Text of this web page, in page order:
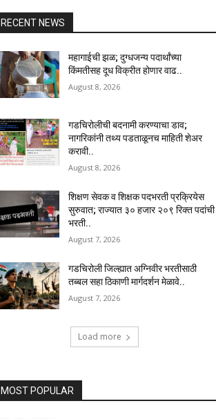
RECENT NEWS
महागाईची झळ; दुग्धजन्य पदार्थांच्या
किंमतीसह दूध विक्रीत होणार वाढ..
August 8, 2026
गडचिरोलीची बदनामी करण्याचा डाव;
नागरिकांनी तथ्य पडताळूनच माहिती शेअर
करावी..
August 8, 2026
शिक्षण सेवक व शिक्षक पदभरती प्रक्रियेस
सुरुवात; राज्यात ३० हजार २०९ रिक्त पदांची
भरती..
August 7, 2026
गडचिरोली जिल्ह्यात अग्निवीर भरतीसाठी
तब्बल सहा ठिकाणी मार्गदर्शन मेळावे..
August 7, 2026
Load more
MOST POPULAR